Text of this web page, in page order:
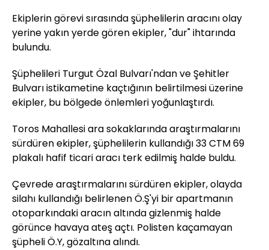
Ekiplerin görevi sırasında şüphelilerin aracını olay
yerine yakın yerde gören ekipler, "dur" ihtarında
bulundu.
Şüphelileri Turgut Özal Bulvarı'ndan ve Şehitler
Bulvarı istikametine kaçtığının belirtilmesi üzerine
ekipler, bu bölgede önlemleri yoğunlaştırdı.
Toros Mahallesi ara sokaklarında araştırmalarını
sürdüren ekipler, şüphelilerin kullandığı 33 CTM 69
plakalı hafif ticari aracı terk edilmiş halde buldu.
Çevrede araştırmalarını sürdüren ekipler, olayda
silahı kullandığı belirlenen Ö.Ş'yi bir apartmanın
otoparkındaki aracın altında gizlenmiş halde
görünce havaya ateş açtı. Polisten kaçamayan
şüpheli Ö.Y, gözaltına alındı.